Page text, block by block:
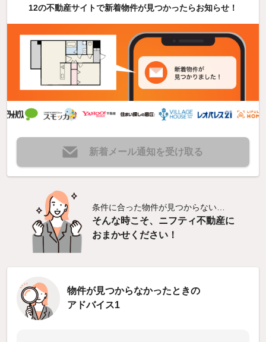
12の不動産サイトで新着物件が見つかったらお知らせ！
新着メール通知を受け取る
条件に合った物件が見つからない…
そんな時こそ、ニフティ不動産に
おまかせください！
物件が見つからなかったときの
アドバイス1